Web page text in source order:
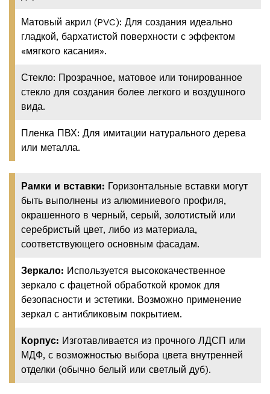
Матовый акрил (PVC): Для создания идеально
гладкой, бархатистой поверхности с эффектом
«мягкого касания».
Стекло: Прозрачное, матовое или тонированное
стекло для создания более легкого и воздушного
вида.
Пленка ПВХ: Для имитации натурального дерева
или металла.
Рамки и вставки: Горизонтальные вставки могут
быть выполнены из алюминиевого профиля,
окрашенного в черный, серый, золотистый или
серебристый цвет, либо из материала,
соответствующего основным фасадам.
Зеркало: Используется высококачественное
зеркало с фацетной обработкой кромок для
безопасности и эстетики. Возможно применение
зеркал с антибликовым покрытием.
Корпус: Изготавливается из прочного ЛДСП или
МДФ, с возможностью выбора цвета внутренней
отделки (обычно белый или светлый дуб).